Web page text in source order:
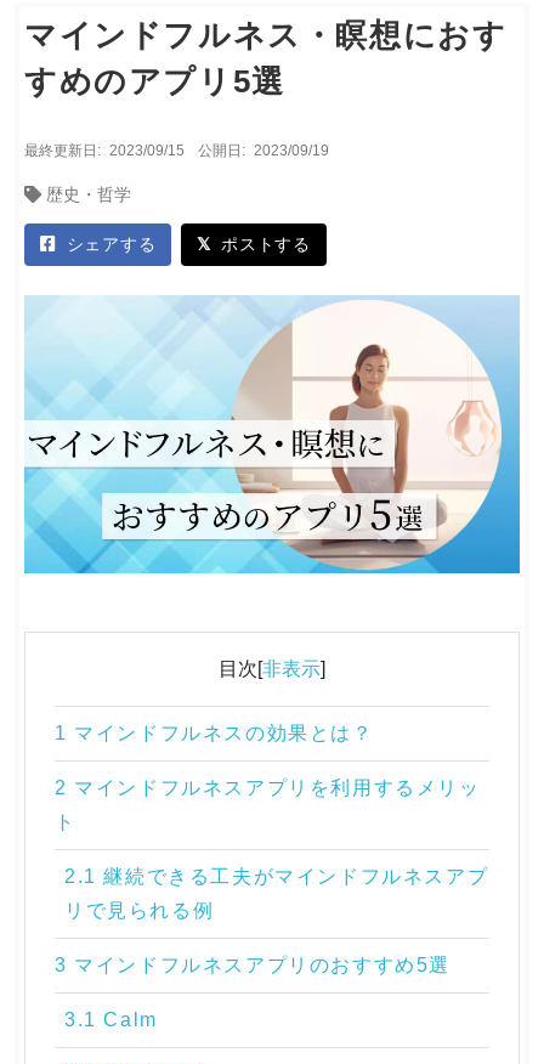
マインドフルネス・瞑想におす
すめのアプリ5選
最終更新日: 2023/09/15 公開日: 2023/09/19
歴史・哲学
シェアする ポストする
目次[非表示]
1 マインドフルネスの効果とは？
2 マインドフルネスアプリを利用するメリッ
ト
2.1 継続できる工夫がマインドフルネスアプ
リで見られる例
3 マインドフルネスアプリのおすすめ5選
3.1 Calm